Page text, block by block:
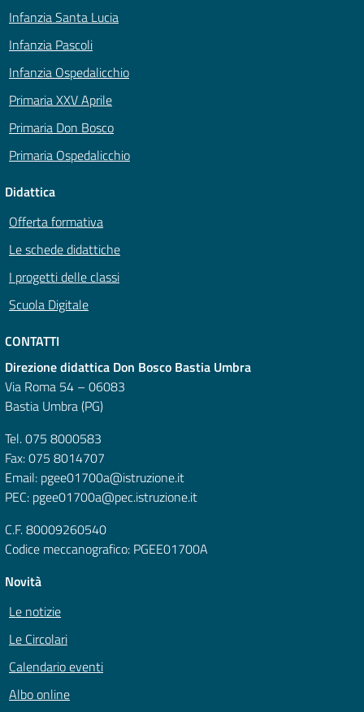
Infanzia Santa Lucia
Infanzia Pascoli
Infanzia Ospedalicchio
Primaria XXV Aprile
Primaria Don Bosco
Primaria Ospedalicchio
Didattica
Offerta formativa
Le schede didattiche
I progetti delle classi
Scuola Digitale
CONTATTI
Direzione didattica Don Bosco Bastia Umbra
Via Roma 54 – 06083
Bastia Umbra (PG)
Tel. 075 8000583
Fax: 075 8014707
Email: pgee01700a@istruzione.it
PEC: pgee01700a@pec.istruzione.it
C.F. 80009260540
Codice meccanografico: PGEE01700A
Novità
Le notizie
Le Circolari
Calendario eventi
Albo online